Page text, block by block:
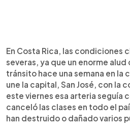
En Costa Rica, las condiciones
severas, ya que un enorme
tránsito hace una semana en la
une la capital, San José, con la
este viernes esa arteria seguía
canceló las clases en todo el
han destruido o dañado varios